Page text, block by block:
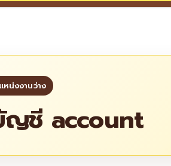
ญชี account